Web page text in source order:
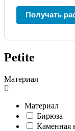
Получать
Petite
Материал
Материал
Бирюза
Каменная